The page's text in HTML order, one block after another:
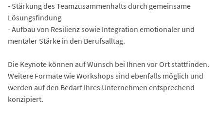
- Stärkung des Teamzusammenhalts durch gemeinsame
Lösungsfindung
- Aufbau von Resilienz sowie Integration emotionaler und
mentaler Stärke in den Berufsalltag.
Die Keynote können auf Wunsch bei Ihnen vor Ort stattfinden.
Weitere Formate wie Workshops sind ebenfalls möglich und
werden auf den Bedarf Ihres Unternehmen entsprechend
konzipiert.